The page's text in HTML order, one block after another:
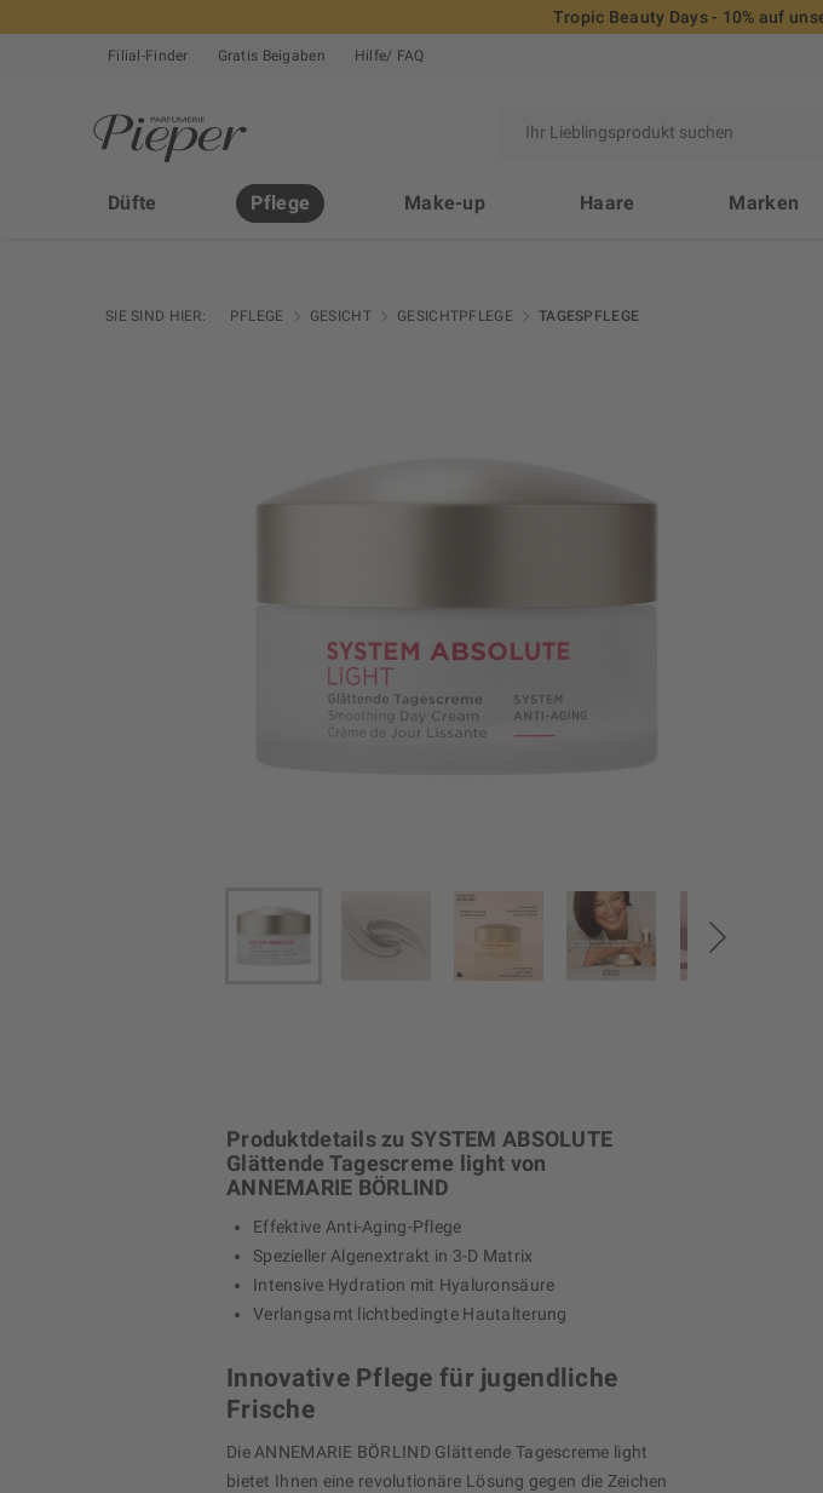
Tropic Beauty Days - 10% auf
Filial-Finder Gratis Beigaben Hilfe/ FAQ
Düfte Pflege Make-up Haare Marken
SIE SIND HIER: PFLEGE GESICHT GESICHTPFLEGE TAGESPFLEGE
Produktdetails zu SYSTEM ABSOLUTE
Glättende Tagescreme light von
ANNEMARIE BÖRLIND
Effektive Anti-Aging-Pflege
Spezieller Algenextrakt in 3-D Matrix
Intensive Hydration mit Hyaluronsäure
Verlangsamt lichtbedingte Hautalterung
Innovative Pflege für jugendliche
Frische
Die ANNEMARIE BÖRLIND Glättende Tagescreme light
bietet Ihnen eine revolutionäre Lösung gegen die Zeichen